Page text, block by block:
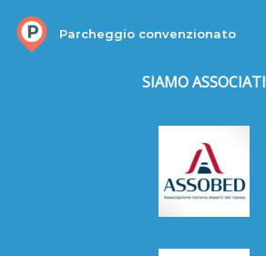
Parcheggio convenzionato
SIAMO ASSOCIATI